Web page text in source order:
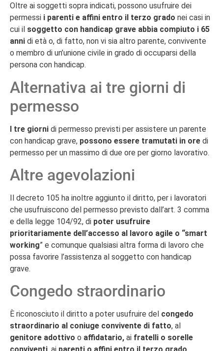
Oltre ai soggetti sopra indicati, possono usufruire dei
permessi i parenti e affini entro il terzo grado nei casi in
cui il soggetto con handicap grave abbia compiuto i 65
anni di età o, di fatto, non vi sia altro parente, convivente
o membro di un’unione civile in grado di occuparsi della
persona con handicap.
Alternativa ai tre giorni di
permesso
I tre giorni di permesso previsti per assistere un parente
con handicap grave, possono essere tramutati in ore di
permesso per un massimo di due ore per giorno lavorativo.
Altre agevolazioni
Il decreto 105 ha inoltre aggiunto il diritto, per i lavoratori
che usufruiscono del permesso previsto dall’art. 3 comma
e della legge 104/92, di poter usufruire
prioritariamente dell’accesso al lavoro agile o “smart
working” e comunque qualsiasi altra forma di lavoro che
possa favorire l’assistenza al soggetto con handicap
grave.
Congedo straordinario
È riconosciuto il diritto a poter usufruire del congedo
straordinario al coniuge convivente di fatto, al
genitore adottivo o affidatario, ai fratelli o sorelle